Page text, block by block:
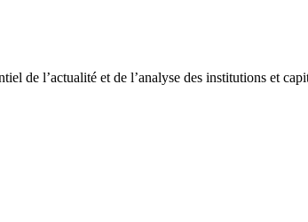
de l’actualité et de l’analyse des institutions et